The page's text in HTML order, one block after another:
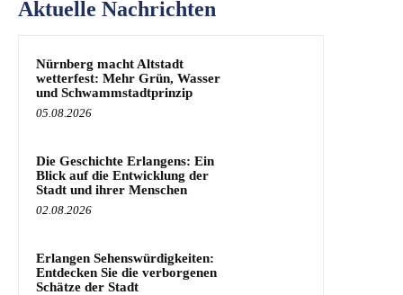
Aktuelle Nachrichten
Nürnberg macht Altstadt
wetterfest: Mehr Grün, Wasser
und Schwammstadtprinzip
05.08.2026
Die Geschichte Erlangens: Ein
Blick auf die Entwicklung der
Stadt und ihrer Menschen
02.08.2026
Erlangen Sehenswürdigkeiten:
Entdecken Sie die verborgenen
Schätze der Stadt